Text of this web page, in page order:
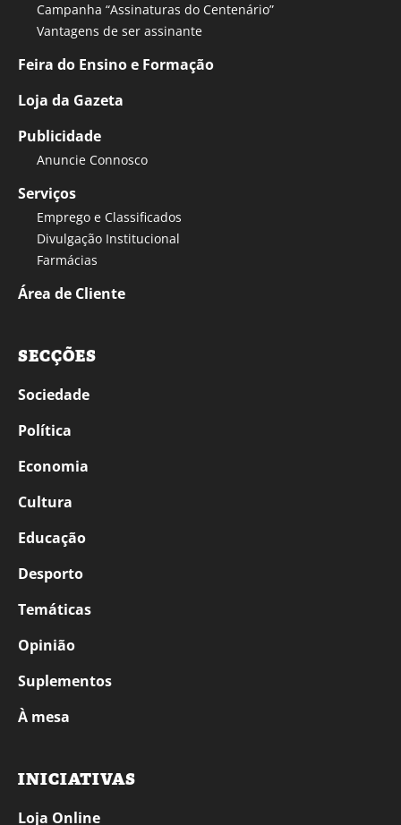
Campanha “Assinaturas do Centenário”
Vantagens de ser assinante
Feira do Ensino e Formação
Loja da Gazeta
Publicidade
Anuncie Connosco
Serviços
Emprego e Classificados
Divulgação Institucional
Farmácias
Área de Cliente
SECÇÕES
Sociedade
Política
Economia
Cultura
Educação
Desporto
Temáticas
Opinião
Suplementos
À mesa
INICIATIVAS
Loja Online